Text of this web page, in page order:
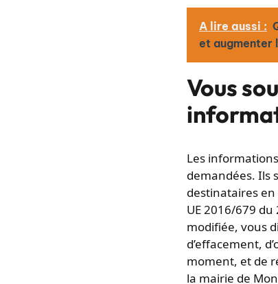
A lire aussi :
et augmenter
Vous
Les
demandées. Ils
destinataires
UE 2016/679
modifiée, vous
d’effacement,
moment, et de
la mairie de